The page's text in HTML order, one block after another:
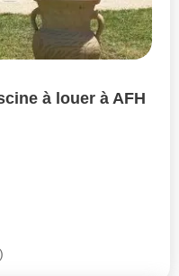
à louer à AFH